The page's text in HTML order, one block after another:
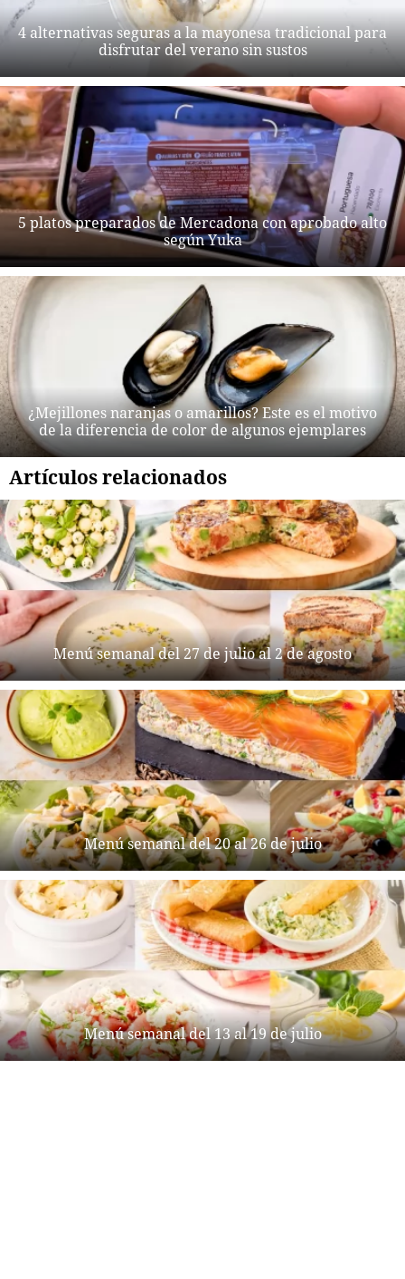
4 alternativas seguras a la mayonesa tradicional para
disfrutar del verano sin sustos
5 platos preparados de Mercadona con aprobado alto
según Yuka
¿Mejillones naranjas o amarillos? Este es el motivo
de la diferencia de color de algunos ejemplares
Artículos relacionados
Menú semanal del 27 de julio al 2 de agosto
Menú semanal del 20 al 26 de julio
Menú semanal del 13 al 19 de julio